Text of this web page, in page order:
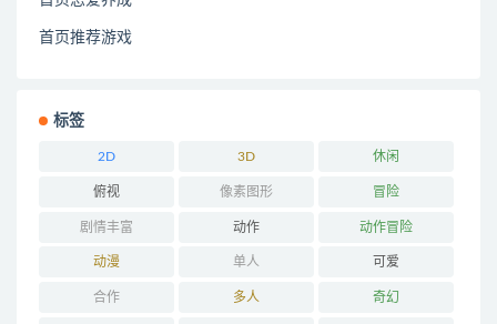
首页推荐游戏
标签
2D 3D 休闲
俯视 像素图形 冒险
剧情丰富 动作 动作冒险
动漫 单人 可爱
合作 多人 奇幻